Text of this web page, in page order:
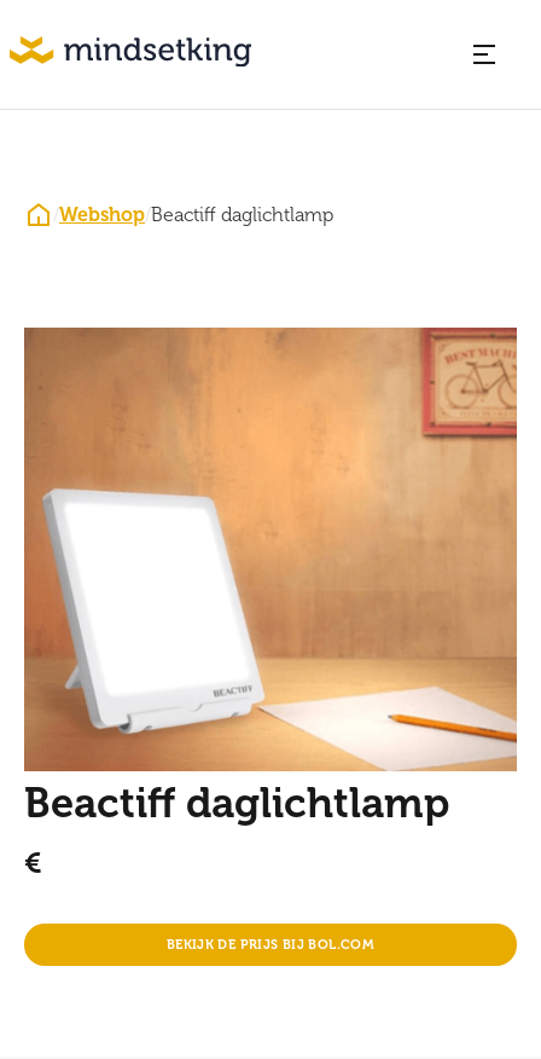
/Webshop/Beactiff daglichtlamp
Beactiff daglichtlamp
€
BEKIJK DE PRIJS BIJ BOL.COM